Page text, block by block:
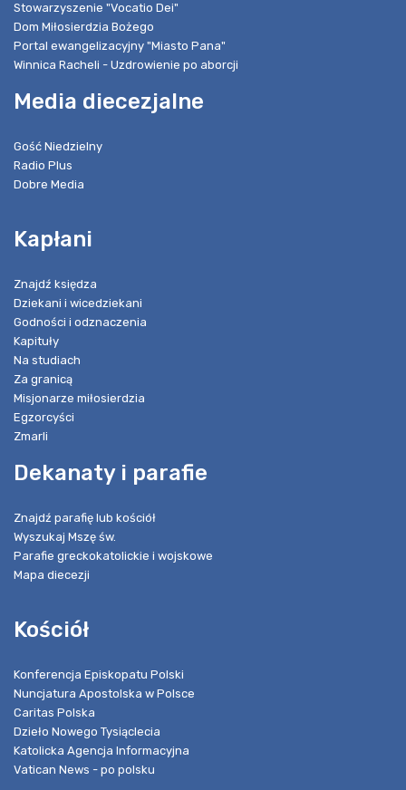
Stowarzyszenie "Vocatio Dei"
Dom Miłosierdzia Bożego
Portal ewangelizacyjny "Miasto Pana"
Winnica Racheli - Uzdrowienie po aborcji
Media diecezjalne
Gość Niedzielny
Radio Plus
Dobre Media
Kapłani
Znajdź księdza
Dziekani i wicedziekani
Godności i odznaczenia
Kapituły
Na studiach
Za granicą
Misjonarze miłosierdzia
Egzorcyści
Zmarli
Dekanaty i parafie
Znajdź parafię lub kościół
Wyszukaj Mszę św.
Parafie greckokatolickie i wojskowe
Mapa diecezji
Kościół
Konferencja Episkopatu Polski
Nuncjatura Apostolska w Polsce
Caritas Polska
Dzieło Nowego Tysiąclecia
Katolicka Agencja Informacyjna
Vatican News - po polsku